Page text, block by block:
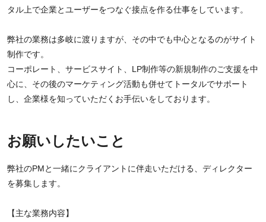
タル上で企業とユーザーをつなぐ接点を作る仕事をしています。
弊社の業務は多岐に渡りますが、その中でも中心となるのがサイト
制作です。
コーポレート、サービスサイト、LP制作等の新規制作のご支援を中
心に、その後のマーケティング活動も併せてトータルでサポート
し、企業様を知っていただくお手伝いをしております。
お願いしたいこと
弊社のPMと一緒にクライアントに伴走いただける、ディレクター
を募集します。
【主な業務内容】